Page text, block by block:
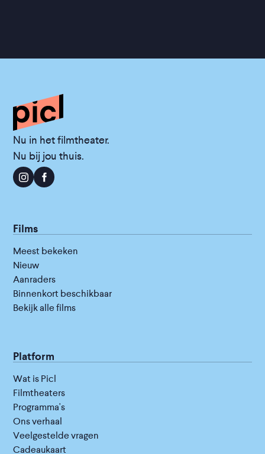
Nu in het filmtheater.
Nu bij jou thuis.
Films
Meest bekeken
Nieuw
Aanraders
Binnenkort beschikbaar
Bekijk alle films
Platform
Wat is Picl
Filmtheaters
Programma's
Ons verhaal
Veelgestelde vragen
Cadeaukaart